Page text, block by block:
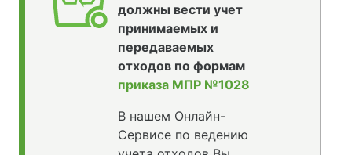
должны вести учет
принимаемых и
передаваемых
отходов по формам
приказа МПР №1028
В нашем Онлайн-
Сервисе по ведению